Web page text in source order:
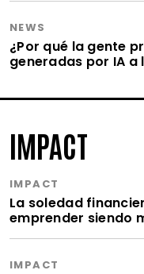
NEWS
¿Por qué la gente
generadas por IA
IMPACT
IMPACT
La soledad
emprender siendo
IMPACT